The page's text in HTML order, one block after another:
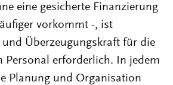
eine gesicherte Finanzierung
vorkommt -, ist
Überzeugungskraft für die
Personal erforderlich. In jedem
Planung und Organisation